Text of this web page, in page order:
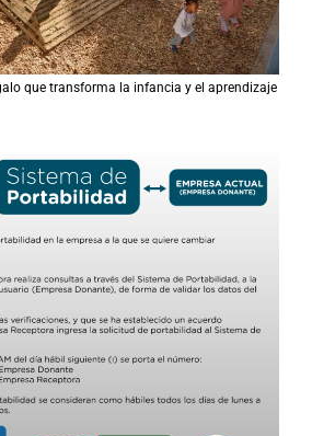
que transforma la infancia y el aprendizaje